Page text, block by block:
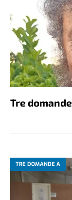
Tre
TRE DOMANDE A